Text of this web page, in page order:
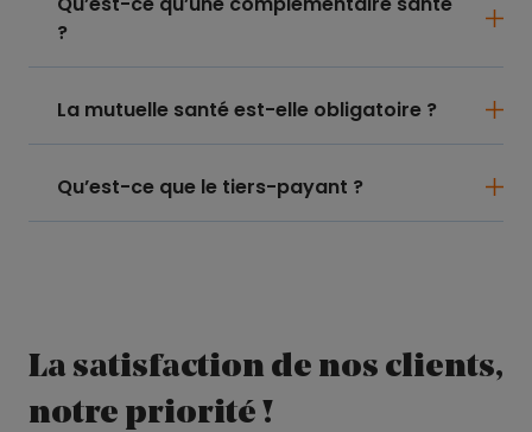
?
La mutuelle santé est-elle obligatoire ?
Qu’est-ce que le tiers-payant ?
La satisfaction de nos clients,
notre priorité !